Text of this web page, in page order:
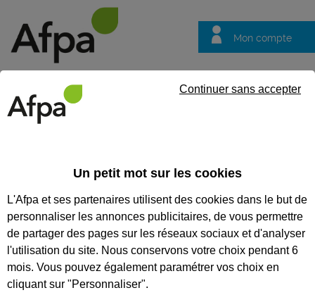
Mon compte
questions
CODES
FORMATION À DISTANCE :
CONCEPTEUR DÉVELOPPEUR
D’APPLICATIONS - CONTRAT
EN ALTERNANCE
Un petit mot sur les cookies
L'Afpa et ses partenaires utilisent des cookies dans le but de
personnaliser les annonces publicitaires, de vous permettre
de partager des pages sur les réseaux sociaux et d'analyser
l'utilisation du site. Nous conservons votre choix pendant 6
mois. Vous pouvez également paramétrer vos choix en
cliquant sur "Personnaliser".
Continuer sans accepter